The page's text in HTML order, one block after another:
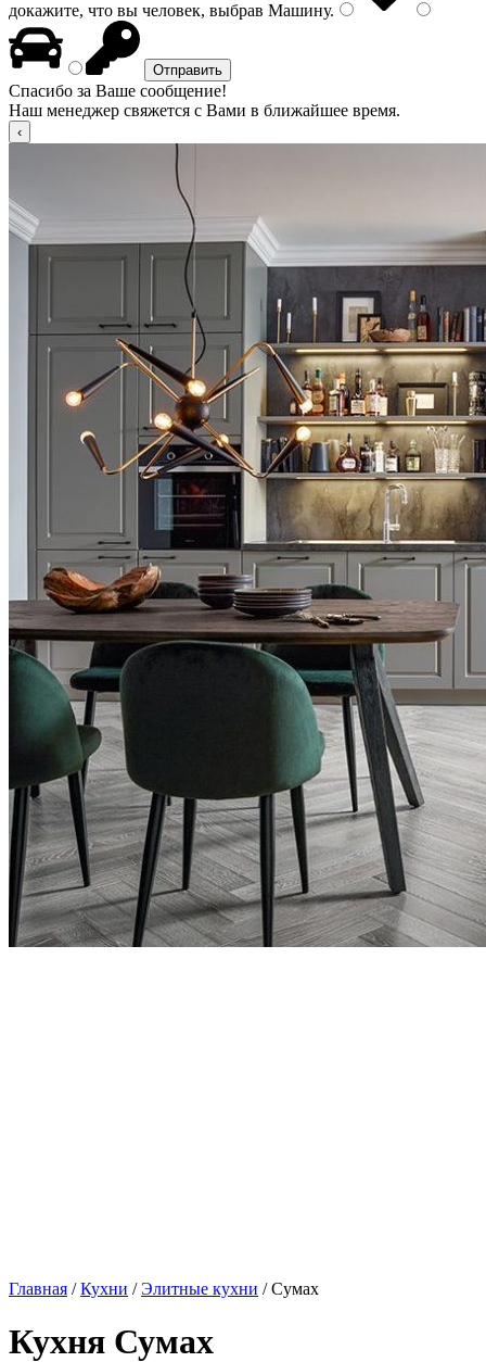
докажите, что вы человек, выбрав Машину.
Спасибо за Ваше сообщение!
Наш менеджер свяжется с Вами в ближайшее время.
Главная /Кухни /Элитные кухни / Сумах
Кухня Сумах